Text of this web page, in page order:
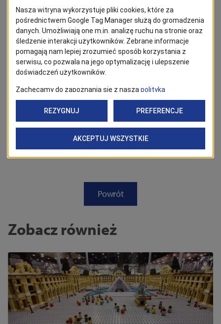
BĄDŹ NA BIEŻĄCO!
Kliknij w przycisk „Obserwuj”, aby być bieżąco z
wiadomościami ze Szczecina. Najbardziej interesujące wpisy
znajdziesz w Google News!
Powrót
Zobacz również